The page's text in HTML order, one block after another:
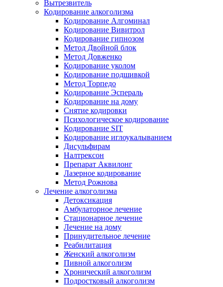
Вытрезвитель
Кодирование алкоголизма
Кодирование Алгоминал
Кодирование Вивитрол
Кодирование гипнозом
Метод Двойной блок
Метод Довженко
Кодирование уколом
Кодирование подшивкой
Метод Торпедо
Кодирование Эспераль
Кодирование на дому
Снятие кодировки
Психологическое кодирование
Кодирование SIT
Кодирование иглоукалыванием
Дисульфирам
Налтрексон
Препарат Аквилонг
Лазерное кодирование
Метод Рожнова
Лечение алкоголизма
Детоксикация
Амбулаторное лечение
Стационарное лечение
Лечение на дому
Принудительное лечение
Реабилитация
Женский алкоголизм
Пивной алкоголизм
Хронический алкоголизм
Подростковый алкоголизм